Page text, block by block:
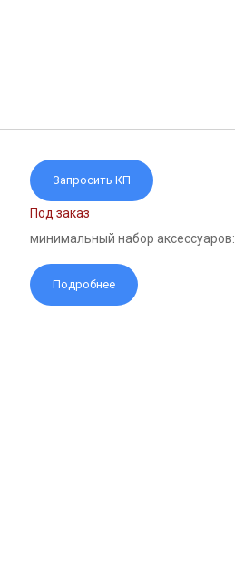
Запросить КП
Под заказ
минимальный набор аксессуаров:
Подробнее